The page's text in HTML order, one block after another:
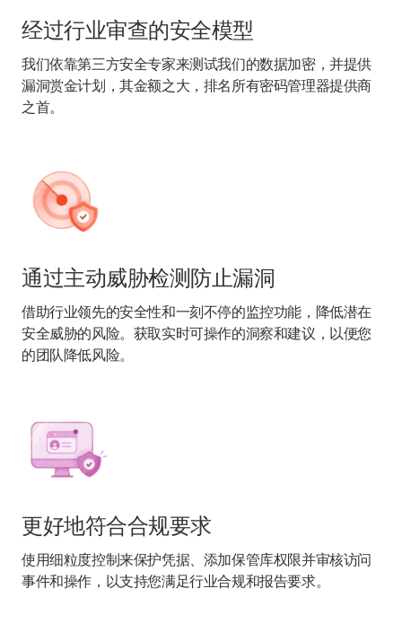
经过行业审查的安全模型
我们依靠第三方安全专家来测试我们的数据加密，并提供
漏洞赏金计划，其金额之大，排名所有密码管理器提供商
之首。
通过主动威胁检测防止漏洞
借助行业领先的安全性和一刻不停的监控功能，降低潜在
安全威胁的风险。获取实时可操作的洞察和建议，以便您
的团队降低风险。
更好地符合合规要求
使用细粒度控制来保护凭据、添加保管库权限并审核访问
事件和操作，以支持您满足行业合规和报告要求。